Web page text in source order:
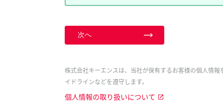
次へ
株式会社キーエンスは、当社が保有するお客様の個人情
イドラインなどを遵守します。
個人情報の取り扱いについて